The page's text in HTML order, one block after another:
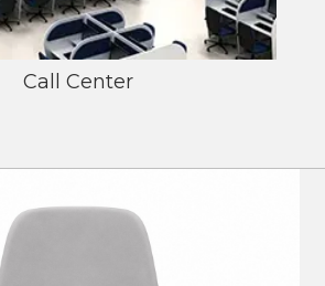
Call Center